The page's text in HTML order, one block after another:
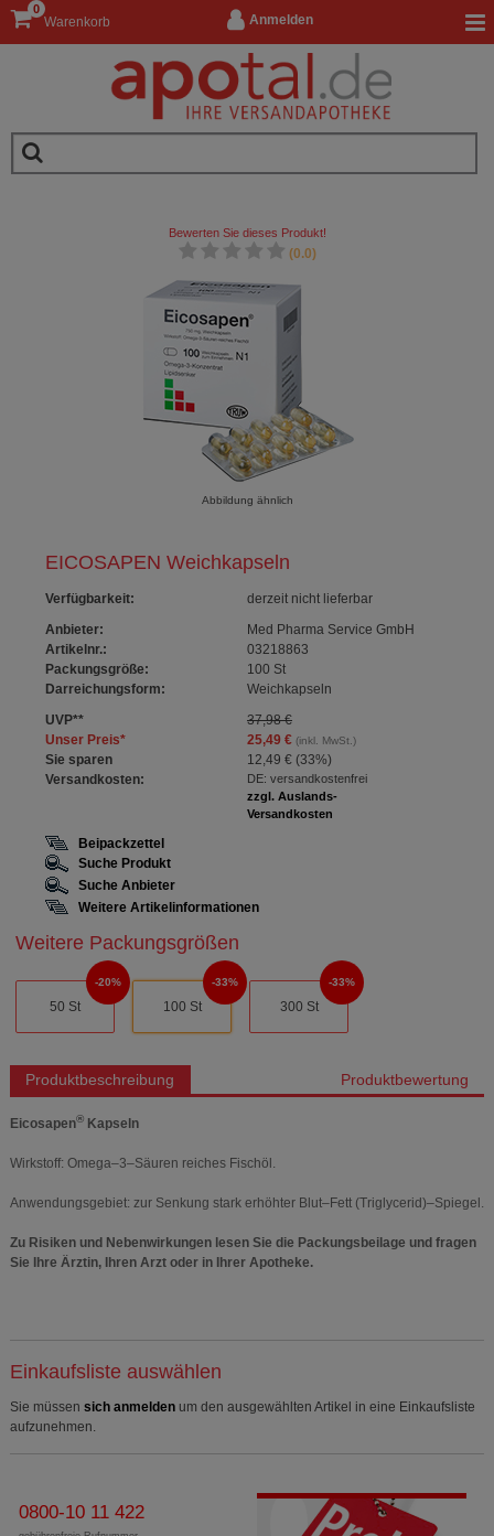
Anmelden
Warenkorb
0
EICOSAPEN Weichkapseln
Verfügbarkeit:
derzeit nicht lieferbar
Anbieter:
Med Pharma Service GmbH
Artikelnr.:
03218863
Packungsgröße:
100 St
Darreichungsform:
Weichkapseln
UVP**
37,98 €
Unser Preis* 25,49 €(inkl. MwSt.)
Sie sparen 12,49 € (33%)
Versandkosten:
DE: versandkostenfrei
zzgl. Auslands-
Versandkosten
Bewerten Sie dieses Produkt!
(0.0)
Abbildung ähnlich
Beipackzettel
Suche Produkt
Suche Anbieter
Weitere Artikelinformationen
Weitere Packungsgrößen
50 St
20%
100 St
33%
300 St
33%
Produktbeschreibung Produktbewertung
Eicosapen®Kapseln
Wirkstoff: Omega–3–Säuren reiches Fischöl.
Anwendungsgebiet: zur Senkung stark erhöhter Blut–Fett (Triglycerid)–Spiegel.
Zu Risiken und Nebenwirkungen lesen Sie die Packungsbeilage und fragen
Sie Ihre Ärztin, Ihren Arzt oder in Ihrer Apotheke.
Einkaufsliste auswählen
Sie müssen sich anmelden um den ausgewählten Artikel in eine Einkaufsliste
aufzunehmen.
0800-10 11 422